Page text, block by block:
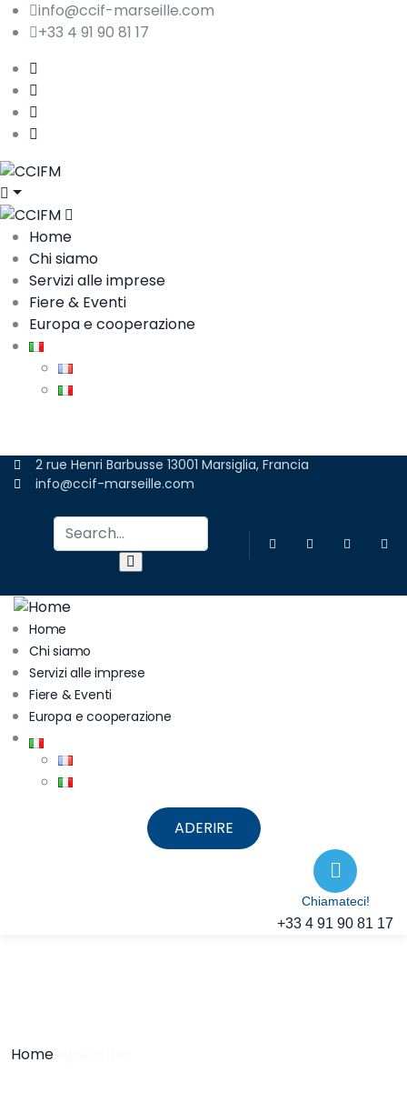
info@ccif-marseille.com
+33 4 91 90 81 17
Home
Chi siamo
Servizi alle imprese
Fiere & Eventi
Europa e cooperazione
2 rue Henri Barbusse 13001 Marsiglia, Francia
info@ccif-marseille.com
Home
Chi siamo
Servizi alle imprese
Fiere & Eventi
Europa e cooperazione
ADERIRE
Chiamateci!
+33 4 91 90 81 17
Home